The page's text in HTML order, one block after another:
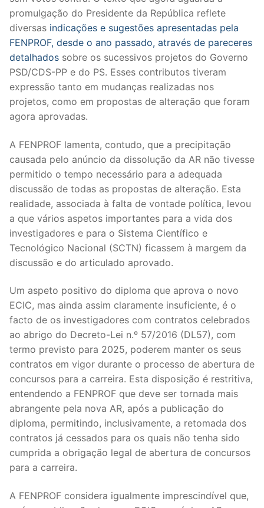
EDUCAÇÃO ESPECIAL
PARTICULAR / IPSS / MISERICÓRDIAS
ENSINO SUPERIOR
PROFESSORES CONTRATADOS
DOCENTES APOSENTADOS
Formação
Área de Sócios
Revista Intervir
Contactos
promulgação do Presidente da República reflete
diversas indicações e sugestões apresentadas pela
FENPROF, desde o ano passado, através de pareceres
detalhados sobre os sucessivos projetos do Governo
PSD/CDS-PP e do PS. Esses contributos tiveram
expressão tanto em mudanças realizadas nos
projetos, como em propostas de alteração que foram
agora aprovadas.
A FENPROF lamenta, contudo, que a precipitação
causada pelo anúncio da dissolução da AR não tivesse
permitido o tempo necessário para a adequada
discussão de todas as propostas de alteração. Esta
realidade, associada à falta de vontade política, levou
a que vários aspetos importantes para a vida dos
investigadores e para o Sistema Científico e
Tecnológico Nacional (SCTN) ficassem à margem da
discussão e do articulado aprovado.
Um aspeto positivo do diploma que aprova o novo
ECIC, mas ainda assim claramente insuficiente, é o
facto de os investigadores com contratos celebrados
ao abrigo do Decreto-Lei n.º 57/2016 (DL57), com
termo previsto para 2025, poderem manter os seus
contratos em vigor durante o processo de abertura de
concursos para a carreira. Esta disposição é restritiva,
entendendo a FENPROF que deve ser tornada mais
abrangente pela nova AR, após a publicação do
diploma, permitindo, inclusivamente, a retomada dos
contratos já cessados para os quais não tenha sido
cumprida a obrigação legal de abertura de concursos
para a carreira.
A FENPROF considera igualmente imprescindível que,